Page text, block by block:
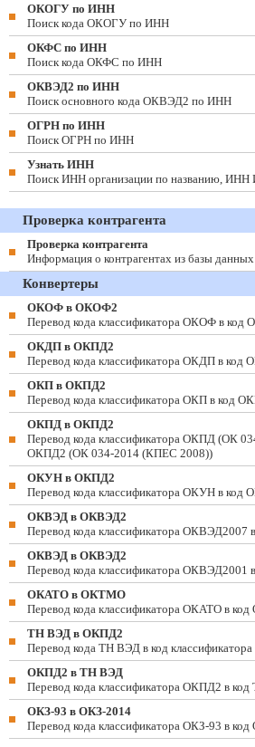
ОКОГУ по ИНН
Поиск кода ОКОГУ по ИНН
ОКФС по ИНН
Поиск кода ОКФС по ИНН
ОКВЭД2 по ИНН
Поиск основного кода ОКВЭД2 по ИНН
ОГРН по ИНН
Поиск ОГРН по ИНН
Узнать ИНН
Поиск ИНН организации по названию,
Проверка контрагента
Проверка контрагента
Информация о контрагентах из базы
Конвертеры
ОКОФ в ОКОФ2
Перевод кода классификатора ОКОФ в код
ОКДП в ОКПД2
Перевод кода классификатора ОКДП в код
ОКП в ОКПД2
Перевод кода классификатора ОКП в код
ОКПД в ОКПД2
Перевод кода классификатора ОКПД (ОК
ОКПД2 (ОК 034-2014 (КПЕС 2008))
ОКУН в ОКПД2
Перевод кода классификатора ОКУН в код
ОКВЭД в ОКВЭД2
Перевод кода классификатора ОКВЭД2007
ОКВЭД в ОКВЭД2
Перевод кода классификатора ОКВЭД2001
ОКАТО в ОКТМО
Перевод кода классификатора ОКАТО в
ТН ВЭД в ОКПД2
Перевод кода ТН ВЭД в код
ОКПД2 в ТН ВЭД
Перевод кода классификатора ОКПД2 в
ОКЗ-93 в ОКЗ-2014
Перевод кода классификатора ОКЗ-93 в